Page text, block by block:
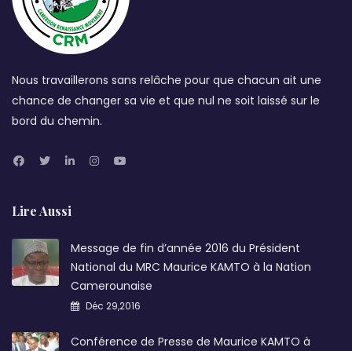
Nous travaillerons sans relâche pour que chacun ait une
chance de changer sa vie et que nul ne soit laissé sur le
bord du chemin.
Lire Aussi
Message de fin d’année 2016 du Président
National du MRC Maurice KAMTO à la Nation
Camerounaise
Déc 29,2016
Conférence de Presse de Maurice KAMTO à